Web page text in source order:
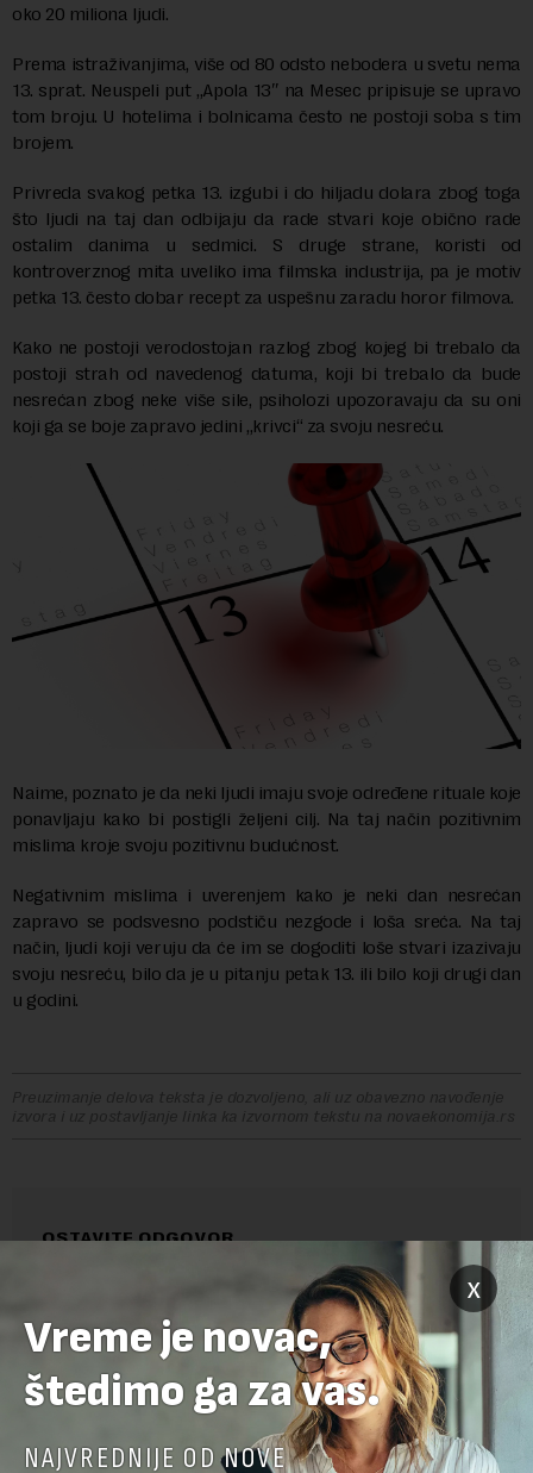
oko 20 miliona ljudi.
Prema istraživanjima, više od 80 odsto nebodera u svetu nema
13. sprat. Neuspeli put „Apola 13″ na Mesec pripisuje se upravo
tom broju. U hotelima i bolnicama često ne postoji soba s tim
brojem.
Privreda svakog petka 13. izgubi i do hiljadu dolara zbog toga
što ljudi na taj dan odbijaju da rade stvari koje obično rade
ostalim danima u sedmici. S druge strane, koristi od
kontroverznog mita uveliko ima filmska industrija, pa je motiv
petka 13. često dobar recept za uspešnu zaradu horor filmova.
Kako ne postoji verodostojan razlog zbog kojeg bi trebalo da
postoji strah od navedenog datuma, koji bi trebalo da bude
nesrećan zbog neke više sile, psiholozi upozoravaju da su oni
koji ga se boje zapravo jedini „krivci“ za svoju nesreću.
Naime, poznato je da neki ljudi imaju svoje određene rituale koje
ponavljaju kako bi postigli željeni cilj. Na taj način pozitivnim
mislima kroje svoju pozitivnu budućnost.
Negativnim mislima i uverenjem kako je neki dan nesrećan
zapravo se podsvesno podstiču nezgode i loša sreća. Na taj
način, ljudi koji veruju da će im se dogoditi loše stvari izazivaju
svoju nesreću, bilo da je u pitanju petak 13. ili bilo koji drugi dan
u godini.
Preuzimanje delova teksta je dozvoljeno, ali uz obavezno navođenje
izvora i uz postavljanje linka ka izvornom tekstu na novaekonomija.rs
OSTAVITE ODGOVOR
x
Vreme je novac,
štedimo ga za vas.
NAJVREDNIJE OD NOVE